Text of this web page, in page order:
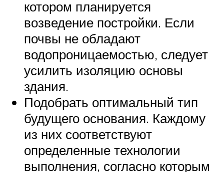
котором планируется
возведение постройки. Если
почвы не обладают
водопроницаемостью, следует
усилить изоляцию основы
здания.
Подобрать оптимальный тип
будущего основания. Каждому
из них соответствуют
определенные технологии
выполнения, согласно которым